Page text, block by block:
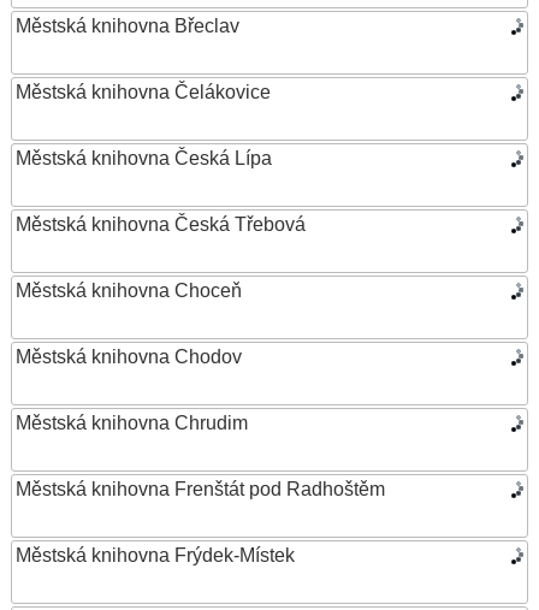
Městská knihovna Břeclav
Městská knihovna Čelákovice
Městská knihovna Česká Lípa
Městská knihovna Česká Třebová
Městská knihovna Choceň
Městská knihovna Chodov
Městská knihovna Chrudim
Městská knihovna Frenštát pod Radhoštěm
Městská knihovna Frýdek-Místek